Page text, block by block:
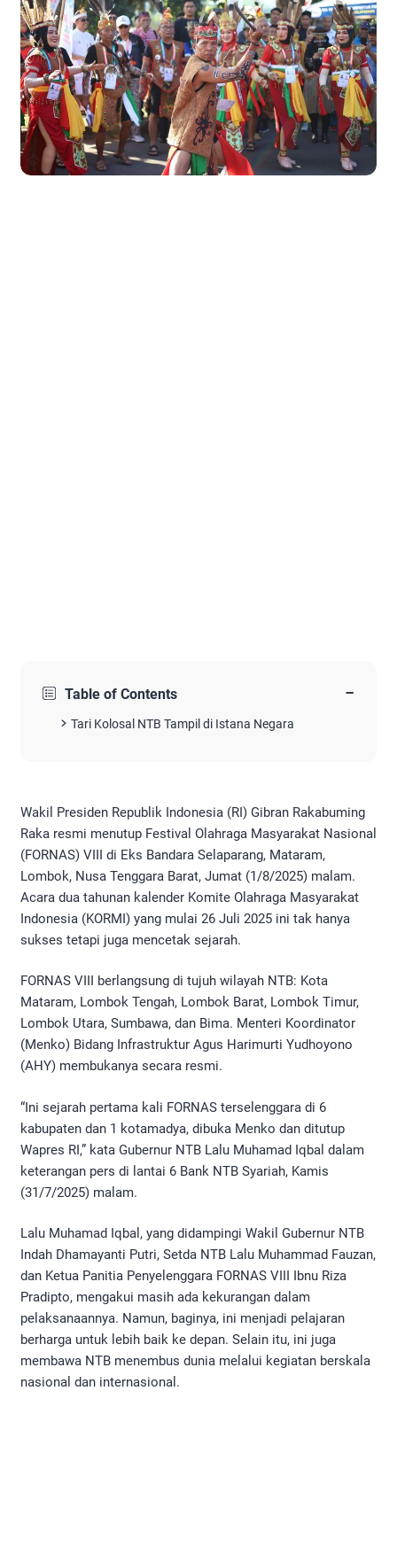
Table of Contents −
Tari Kolosal NTB Tampil di Istana Negara
Wakil Presiden Republik Indonesia (RI) Gibran Rakabuming
Raka resmi menutup Festival Olahraga Masyarakat Nasional
(FORNAS) VIII di Eks Bandara Selaparang, Mataram,
Lombok, Nusa Tenggara Barat, Jumat (1/8/2025) malam.
Acara dua tahunan kalender Komite Olahraga Masyarakat
Indonesia (KORMI) yang mulai 26 Juli 2025 ini tak hanya
sukses tetapi juga mencetak sejarah.
FORNAS VIII berlangsung di tujuh wilayah NTB: Kota
Mataram, Lombok Tengah, Lombok Barat, Lombok Timur,
Lombok Utara, Sumbawa, dan Bima. Menteri Koordinator
(Menko) Bidang Infrastruktur Agus Harimurti Yudhoyono
(AHY) membukanya secara resmi.
“Ini sejarah pertama kali FORNAS terselenggara di 6
kabupaten dan 1 kotamadya, dibuka Menko dan ditutup
Wapres RI,” kata Gubernur NTB Lalu Muhamad Iqbal dalam
keterangan pers di lantai 6 Bank NTB Syariah, Kamis
(31/7/2025) malam.
Lalu Muhamad Iqbal, yang didampingi Wakil Gubernur NTB
Indah Dhamayanti Putri, Setda NTB Lalu Muhammad Fauzan,
dan Ketua Panitia Penyelenggara FORNAS VIII Ibnu Riza
Pradipto, mengakui masih ada kekurangan dalam
pelaksanaannya. Namun, baginya, ini menjadi pelajaran
berharga untuk lebih baik ke depan. Selain itu, ini juga
membawa NTB menembus dunia melalui kegiatan berskala
nasional dan internasional.